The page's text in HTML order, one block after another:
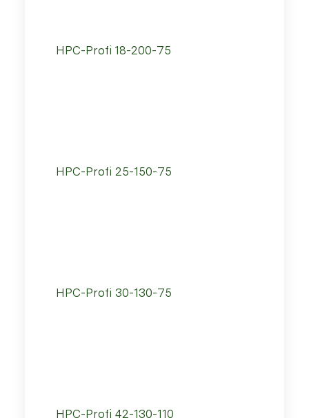
HPC-Profi 18-200-75
HPC-Profi 25-150-75
HPC-Profi 30-130-75
HPC-Profi 42-130-110